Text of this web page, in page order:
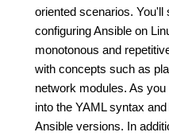
oriented scenarios. You'll
configuring Ansible on
monotonous and
with concepts such as
network modules. As
into the YAML syntax
Ansible versions. In